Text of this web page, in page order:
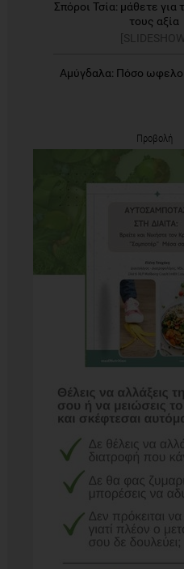
Σπόροι Τσία: μάθετε για
τους αξία
Αμύγδαλα: Πόσο
Προβολή